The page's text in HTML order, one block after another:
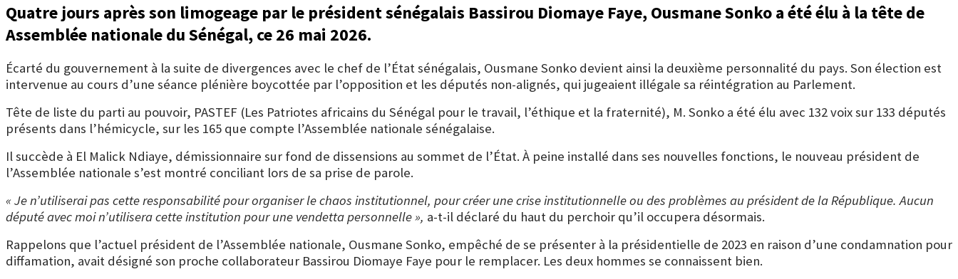
Quatre jours après son limogeage par le président sénégalais Bassirou Diomaye Faye,Ousmane Sonkoa été élu à la tête de
Assemblée nationale du Sénégal, ce 26 mai 2026.
Écarté du gouvernement à la suite de divergences avec le chef de l’État sénégalais, Ousmane Sonko devient ainsi la deuxième personnalité du pays. Son élection est
intervenue au cours d’une séance plénière boycottée par l’opposition et les députés non-alignés, qui jugeaient illégale sa réintégration au Parlement.
Tête de liste du parti au pouvoir, PASTEF (Les Patriotes africains du Sénégal pour le travail, l’éthique et la fraternité), M. Sonko a été élu avec 132 voix sur 133 députés
présents dans l’hémicycle, sur les 165 que compte l’Assemblée nationale sénégalaise.
Il succède à El Malick Ndiaye, démissionnaire sur fond de dissensions au sommet de l’État. À peine installé dans ses nouvelles fonctions, le nouveau président de
l’Assemblée nationale s’est montré conciliant lors de sa prise de parole.
« Je n’utiliserai pas cette responsabilité pour organiser le chaos institutionnel, pour créer une crise institutionnelle ou des problèmes au président de la République. Aucun
député avec moi n’utilisera cette institution pour une vendetta personnelle », a-t-il déclaré du haut du perchoir qu’il occupera désormais.
Rappelons que l’actuel président de l’Assemblée nationale, Ousmane Sonko, empêché de se présenter à la présidentielle de 2023 en raison d’une condamnation pour
diffamation, avait désigné son proche collaborateur Bassirou Diomaye Faye pour le remplacer. Les deux hommes se connaissent bien.